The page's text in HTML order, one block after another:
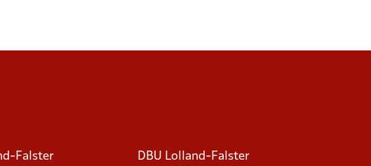
Falster
DBU Lolland-Falster